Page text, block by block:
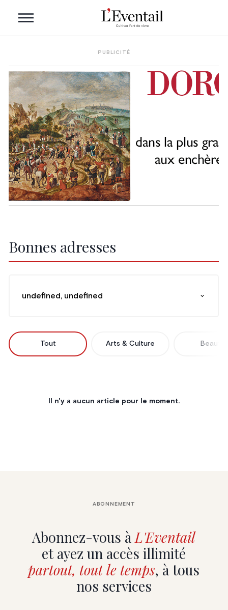
PUBLICITÉ
Bonnes adresses
undefined, undefined
Tout Arts & Culture Beauté
Il n'y a aucun article pour le moment.
Abonnez-vous àL'Eventail
et ayez un accès illimité
partout, tout le temps, à tous
nos services
ABONNEMENT